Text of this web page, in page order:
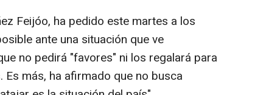
Feijóo, ha pedido este martes a los
ante una situación que ve
no pedirá "favores" ni los regalará para
más, ha afirmado que no busca